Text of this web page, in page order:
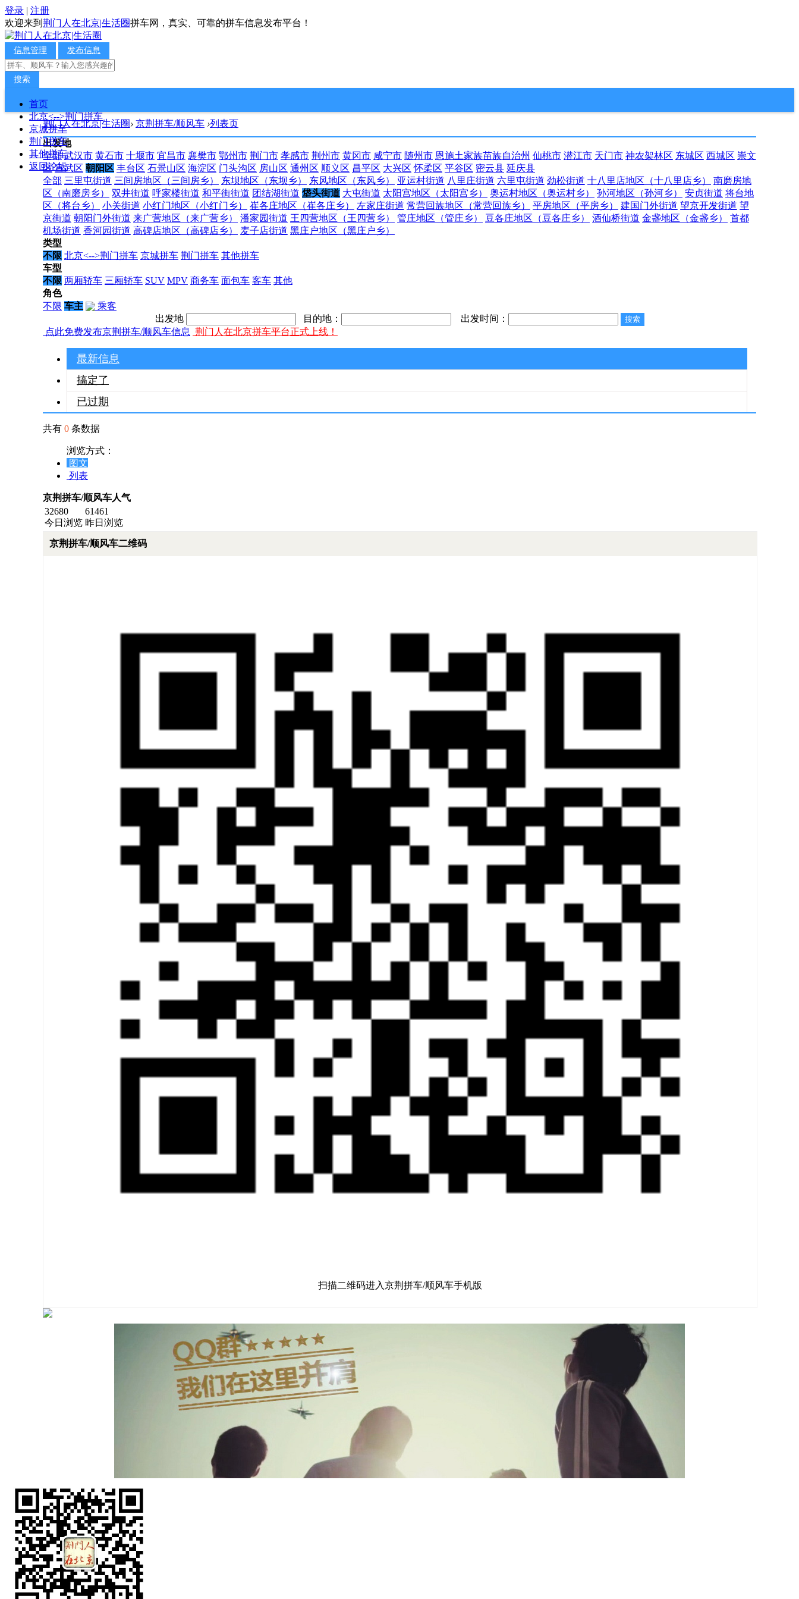
登录 | 注册
欢迎来到 荆门人在北京|生活圈拼车网，真实、可靠的拼车信息发布平台！
信息管理 发布信息
搜索
首页
北京<-->荆门拼车
京城拼车
荆门拼车
其他拼车
返回论坛
荆门人在北京|生活圈› 京荆拼车/顺风车 ›列表页
出发地
全部 武汉市 黄石市 十堰市 宜昌市 襄樊市 鄂州市 荆门市 孝感市 荆州市 黄冈市 咸宁市 随州市 恩施土家族苗族自治州 仙桃市 潜江市 天门市 神农架林区 东城区 西城区 崇文
区 宣武区 朝阳区 丰台区 石景山区 海淀区 门头沟区 房山区 通州区 顺义区 昌平区 大兴区 怀柔区 平谷区 密云县 延庆县
全部 三里屯街道 三间房地区（三间房乡） 东坝地区（东坝乡） 东风地区（东风乡） 亚运村街道 八里庄街道 六里屯街道 劲松街道 十八里店地区（十八里店乡）
南磨房地
区（南磨房乡）
双井街道 呼家楼街道 和平街街道 团结湖街道 垡头街道 大屯街道 太阳宫地区（太阳宫乡） 奥运村地区（奥运村乡） 孙河地区（孙河乡） 安贞街道 将台地
区（将台乡）
小关街道 小红门地区（小红门乡） 崔各庄地区（崔各庄乡） 左家庄街道 常营回族地区（常营回族乡） 平房地区（平房乡） 建国门外街道 望京开发街道 望
京街道 朝阳门外街道 来广营地区（来广营乡） 潘家园街道 王四营地区（王四营乡） 管庄地区（管庄乡） 豆各庄地区（豆各庄乡） 酒仙桥街道 金盏地区（金盏乡）
首都
机场街道 香河园街道 高碑店地区（高碑店乡） 麦子店街道 黑庄户地区（黑庄户乡）
类型
不限 北京<-->荆门拼车 京城拼车 荆门拼车 其他拼车
车型
不限 两厢轿车 三厢轿车 SUV MPV 商务车 面包车 客车 其他
角色
不限 车主
乘客
出发地
目的地：
出发时间：
点此免费发布京荆拼车/顺风车信息 荆门人在北京拼车平台正式上线！
最新信息
搞定了
已过期
共有 0 条数据
浏览方式：
图文
列表
京荆拼车/顺风车人气
32680
今日浏览
61461
昨日浏览
京荆拼车/顺风车二维码
扫描二维码进入京荆拼车/顺风车手机版